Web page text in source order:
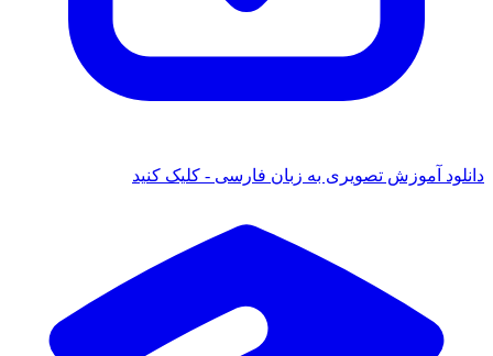
دانلود آموزش تصویری به زبان فارسی - کلیک کنید